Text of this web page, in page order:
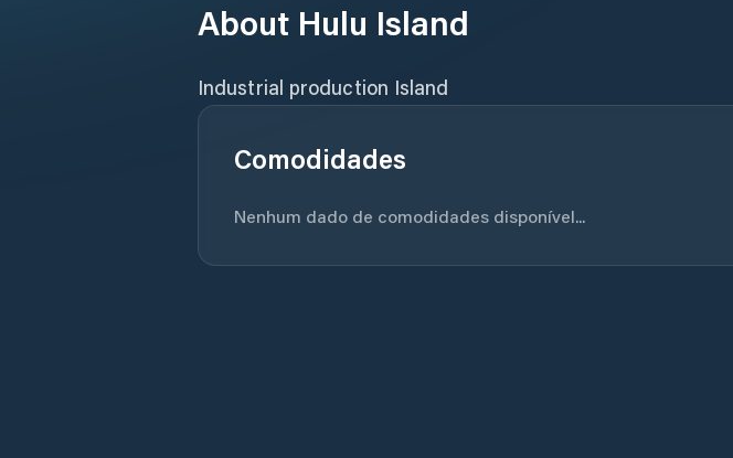
About Hulu Island
Industrial production Island
Comodidades
Nenhum dado de comodidades disponível...